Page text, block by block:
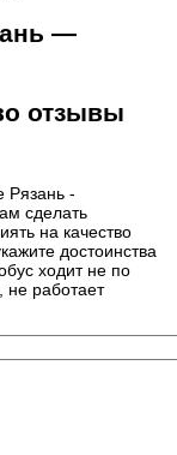
—
отзывы
Рязань -
сделать
на качество
достоинства
ходит не по
не работает